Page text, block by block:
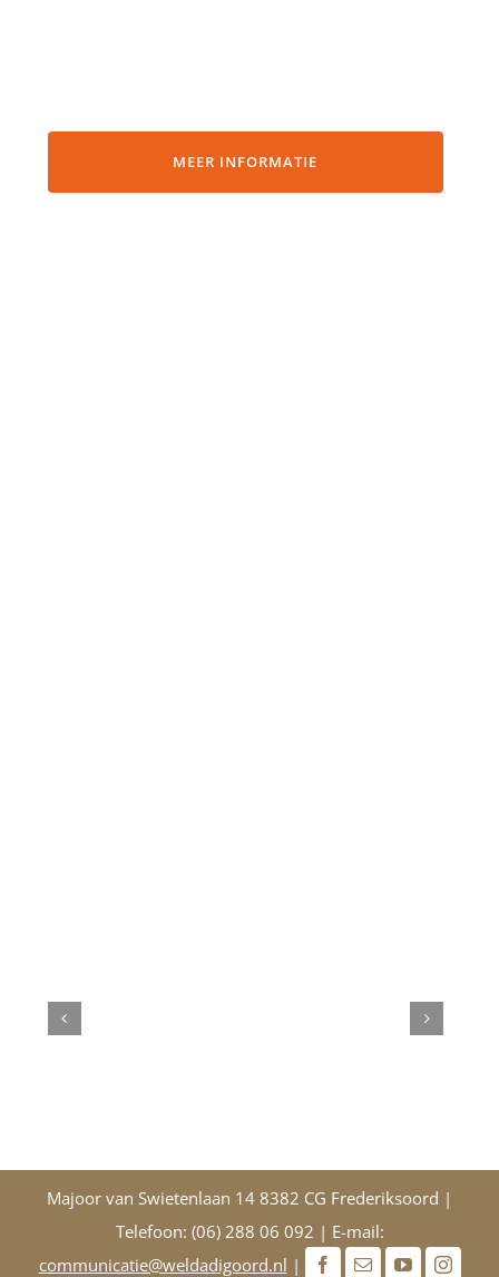
MEER INFORMATIE
Majoor van Swietenlaan 14 8382 CG Frederiksoord |
Telefoon: (06) 288 06 092 | E-mail:
communicatie@weldadigoord.nl |